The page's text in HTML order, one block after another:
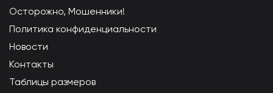
Осторожно, Мошенники!
Политика конфиденциальности
Новости
Контакты
Таблицы размеров